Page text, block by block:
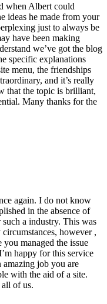
when Albert could
ideas he made from your
just to always be
have been making
we’ve got the blog
specific explanations
menu, the friendships
and it’s really
that the topic is brilliant,
Many thanks for the
again. I do not know
in the absence of
a industry. This was
however ,
managed the issue
happy for this service
job you are
with the aid of a site.
all of us.